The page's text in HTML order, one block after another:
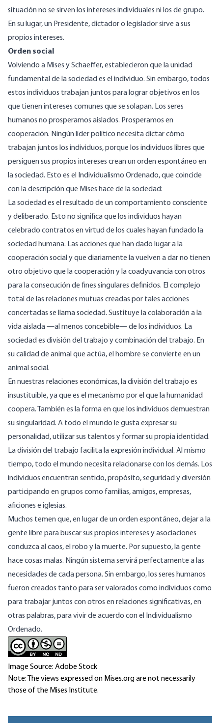
situación no se sirven los intereses individuales ni los de grupo.
En su lugar, un Presidente, dictador o legislador sirve a sus
propios intereses.
Orden social
Volviendo a Mises y Schaeffer, establecieron que la unidad
fundamental de la sociedad es el individuo. Sin embargo, todos
estos individuos trabajan juntos para lograr objetivos en los
que tienen intereses comunes que se solapan. Los seres
humanos no prosperamos aislados. Prosperamos en
cooperación. Ningún líder político necesita dictar cómo
trabajan juntos los individuos, porque los individuos libres que
persiguen sus propios intereses crean un orden espontáneo en
la sociedad. Esto es el Individualismo Ordenado, que coincide
con ladescripciónque Mises hace de la sociedad:
La sociedad es el resultado de un comportamiento consciente
y deliberado. Esto no significa que los individuos hayan
celebrado contratos en virtud de los cuales hayan fundado la
sociedad humana. Las acciones que han dado lugar a la
cooperación social y que diariamente la vuelven a dar no tienen
otro objetivo que la cooperación y la coadyuvancia con otros
para la consecución de fines singulares definidos. El complejo
total de las relaciones mutuas creadas por tales acciones
concertadas se llama sociedad. Sustituye la colaboración a la
vida aislada —al menos concebible— de los individuos. La
sociedad es división del trabajo y combinación del trabajo. En
su calidad de animal que actúa, el hombre se convierte en un
animal social.
En nuestras relaciones económicas, la división del trabajo es
insustituible, ya que es el mecanismo por el que la humanidad
coopera. También es la forma en que los individuos demuestran
su singularidad. A todo el mundo le gusta expresar su
personalidad, utilizar sus talentos y formar su propia identidad.
La división del trabajo facilita la expresión individual. Al mismo
tiempo, todo el mundo necesita relacionarse con los demás. Los
individuos encuentran sentido, propósito, seguridad y diversión
participando en grupos como familias, amigos, empresas,
aficiones e iglesias.
Muchos temen que, en lugar de un orden espontáneo, dejar a la
gente libre para buscar sus propios intereses y asociaciones
conduzca al caos, el robo y la muerte. Por supuesto, la gente
hace cosas malas. Ningún sistema servirá perfectamente a las
necesidades de cada persona. Sin embargo, los seres humanos
fueron creados tanto para ser valorados como individuos como
para trabajar juntos con otros en relaciones significativas, en
otras palabras, para vivir de acuerdo con el Individualismo
Ordenado.
Image Source: Adobe Stock
Note: The views expressed on Mises.org are not necessarily
those of the Mises Institute.